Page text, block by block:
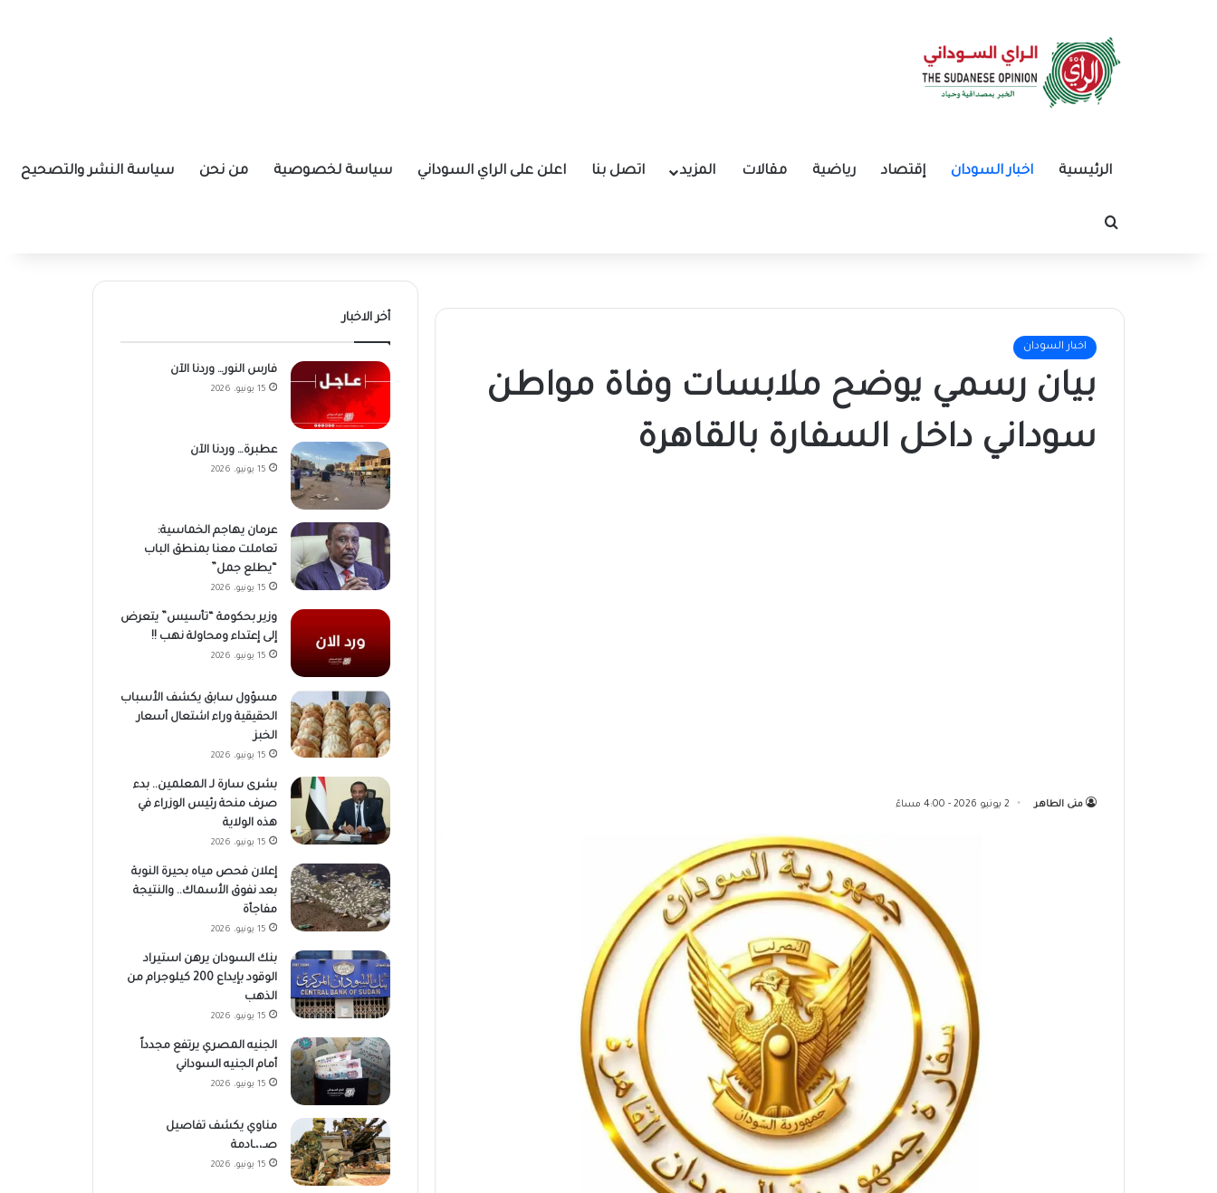
الرئيسية اخبار السودان إقتصاد رياضية مقالات المزيد اتصل بنا اعلن على الراي السوداني سياسة لخصوصية من نحن سياسة النشر والتصحيح
بحث عن
اخبار السودان
بيان رسمي يوضح ملابسات وفاة مواطن
سوداني داخل السفارة بالقاهرة
منى الطاهر 2 يونيو 2026 - 4:00 مساءً
أخر الاخبار
فارس النور… وردنا الآن
15 يونيو، 2026
عطبرة… وردنا الآن
15 يونيو، 2026
عرمان يهاجم الخماسية:
تعاملت معنا بمنطق الباب
“يطلع جمل”
15 يونيو، 2026
وزير بحكومة “تأسيس” يتعرض
إلى إعتداء ومحاولة نهب !!
15 يونيو، 2026
مسؤول سابق يكشف الأسباب
الحقيقية وراء اشتعال أسعار
الخبز
15 يونيو، 2026
بشرى سارة لـ المعلمين.. بدء
صرف منحة رئيس الوزراء في
هذه الولاية
15 يونيو، 2026
إعلان فحص مياه بحيرة النوبة
بعد نفوق الأسماك.. والنتيجة
مفاجأة
15 يونيو، 2026
بنك السودان يرهن استيراد
الوقود بإيداع 200 كيلوجرام من
الذهب
15 يونيو، 2026
الجنيه المصري يرتفع مجدداً
أمام الجنيه السوداني
15 يونيو، 2026
مناوي يكشف تفاصيل
صـ،،ـادمة
15 يونيو، 2026